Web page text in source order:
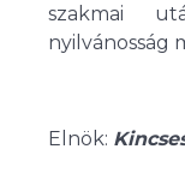
szakmai
nyilvánosság
Elnök: